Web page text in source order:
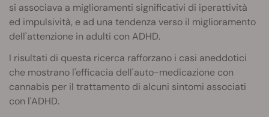
si associava a miglioramenti significativi di iperattività
ed impulsività, e ad una tendenza verso il miglioramento
dell'attenzione in adulti con ADHD.
I risultati di questa ricerca rafforzano i casi aneddotici
che mostrano l'efficacia dell'auto-medicazione con
cannabis per il trattamento di alcuni sintomi associati
con l'ADHD.